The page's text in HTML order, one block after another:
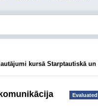
kursā Starptautiskā